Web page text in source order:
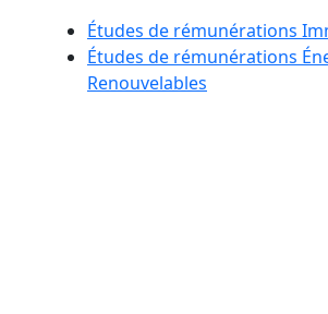
Études de rémunérations
Études de rémunérations
Renouvelables